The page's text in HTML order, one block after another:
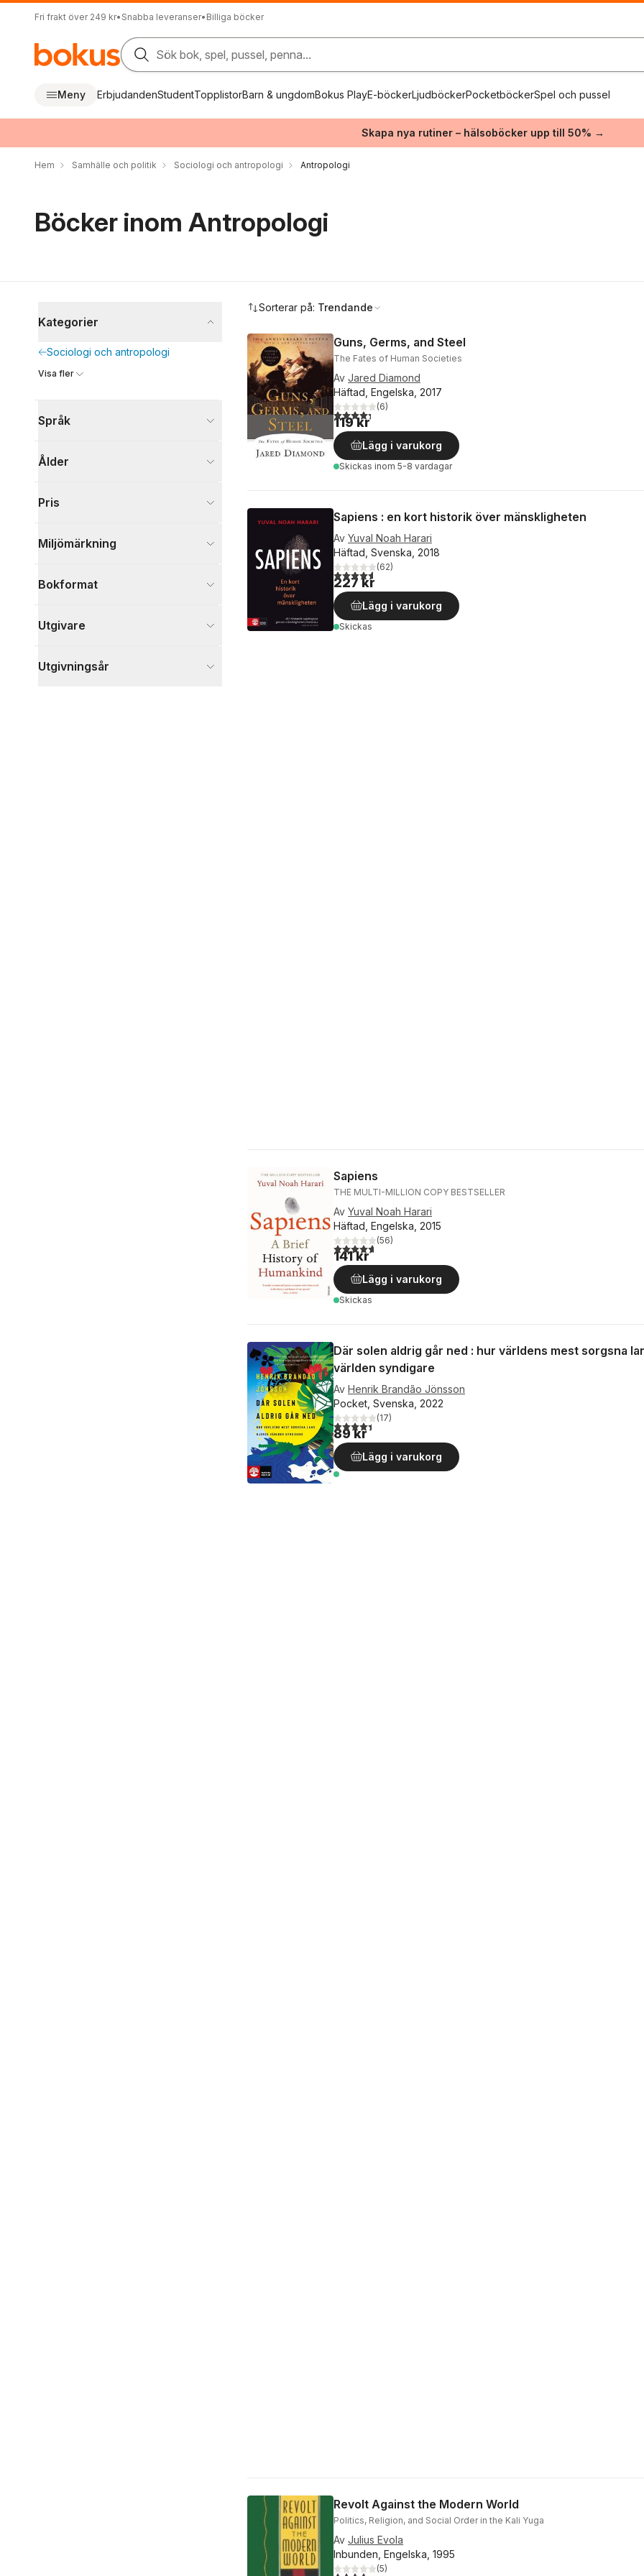
Fri frakt över 249 kr• Snabba leveranser• Billiga böcker
Sök bok, spel, pussel, penna...
Meny ErbjudandenStudentTopplistorBarn & ungdomBokus PlayE-böckerLjudböckerPocketböckerSpel och pussel
Skapa nya rutiner – hälsoböcker upp till 50% →
Hem Samhälle och politik Sociologi och antropologi Antropologi
Böcker inom Antropologi
Kategorier
Sociologi och antropologi
Visa fler
Språk
Ålder
Pris
Miljömärkning
Bokformat
Utgivare
Utgivningsår
Sorterar på: Trendande
Guns, Germs, and Steel
The Fates of Human Societies
Av Jared Diamond
Häftad, Engelska, 2017
4,3utav 5 stjärnor. Totalt antal röster:
(6)
119 kr
Lägg i varukorg
Skickas inom 5-8 vardagar
Sapiens : en kort historik över mänskligheten
Av Yuval Noah Harari
Häftad, Svenska, 2018
4,6utav 5 stjärnor. Totalt antal röster:
(62)
227 kr
Lägg i varukorg
Skickas
Sapiens
THE MULTI-MILLION COPY BESTSELLER
Av Yuval Noah Harari
Häftad, Engelska, 2015
4,7utav 5 stjärnor. Totalt antal röster:
(56)
141 kr
Lägg i varukorg
Skickas
Där solen aldrig går ned : hur världens mest sorgsna
världen syndigare
Av Henrik Brandão Jönsson
Pocket, Svenska, 2022
4,4utav 5 stjärnor. Totalt antal röster:
(17)
89 kr
Lägg i varukorg
Revolt Against the Modern World
Politics, Religion, and Social Order in the Kali Yuga
Av Julius Evola
Inbunden, Engelska, 1995
(5)